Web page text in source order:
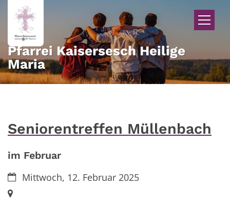
Zum Inhalt springen
Pfarrei Kaisersesch Heilige
Maria
Seniorentreffen Müllenbach
im Februar
Datum:Mittwoch, 12. Februar 2025
Ort: